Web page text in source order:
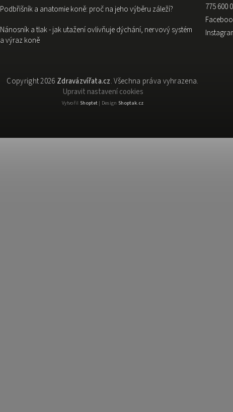
Podbřišník a anatomie koně: proč na jeho výběru záleží?
Nánosník a tlak - jak utažení ovlivňuje dýchání, nervový systém
a výraz koně
775 600
Copyright 2026 Zdravázvířata.cz. Všechna práva vyhrazena.
Upravit nastavení cookies
Vytvořil Shoptet| Design Shoptak.cz